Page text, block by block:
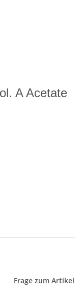
A Acetate
Frage zum Artikel